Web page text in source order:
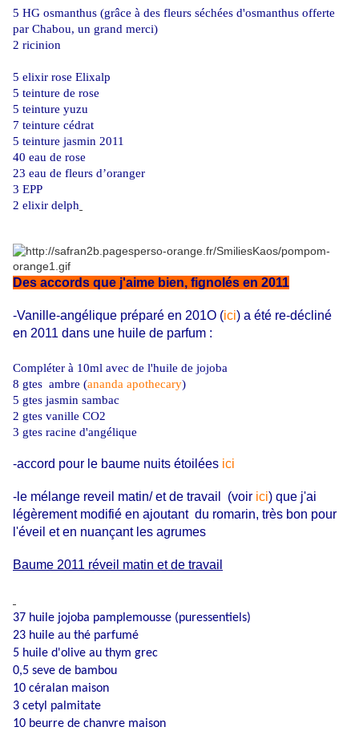
5 HG osmanthus (grâce à des fleurs séchées d'osmanthus offerte
par Chabou, un grand merci)
2 ricinion
5 elixir rose Elixalp
5 teinture de rose
5 teinture yuzu
7 teinture cédrat
5 teinture jasmin 2011
40 eau de rose
23 eau de fleurs d’oranger
3 EPP
2 elixir delph
Des accords que j'aime bien, fignolés en 2011
-Vanille-angélique préparé en 201O (ici) a été re-décliné
en 2011 dans une huile de parfum :
Compléter à 10ml avec de l'huile de jojoba
8 gtes ambre (ananda apothecary)
5 gtes jasmin sambac
2 gtes vanille CO2
3 gtes racine d'angélique
-accord pour le baume nuits étoilées ici
-le mélange reveil matin/ et de travail (voir ici) que j'ai
légèrement modifié en ajoutant du romarin, très bon pour
l'éveil et en nuançant les agrumes
Baume 2011 réveil matin et de travail
37 huile jojoba pamplemousse (puressentiels)
23 huile au thé parfumé
5 huile d'olive au thym grec
0,5 seve de bambou
10 céralan maison
3 cetyl palmitate
10 beurre de chanvre maison